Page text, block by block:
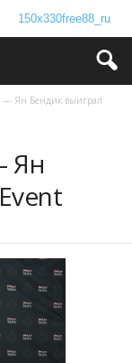
— Ян Бендик выиграл
Ян